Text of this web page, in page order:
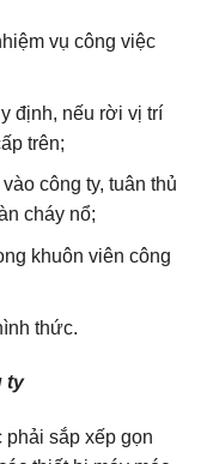
vụ công việc
định, nếu rời vị trí
trên;
công ty, tuân thủ
cháy nổ;
khuôn viên công
thức.
ty
sắp xếp gọn